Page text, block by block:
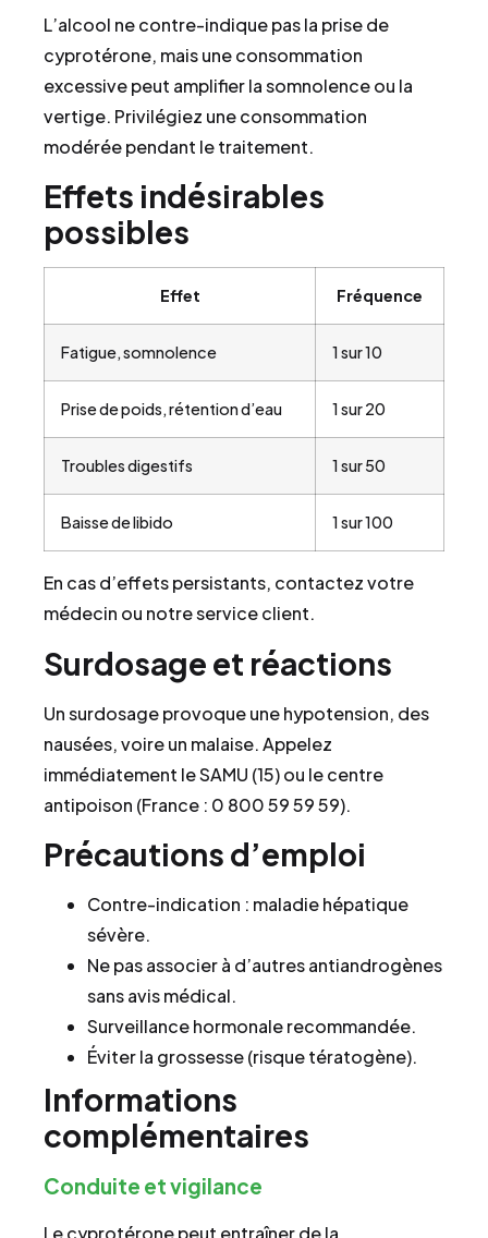
L’alcool ne contre-indique pas la prise de
cyprotérone, mais une consommation
excessive peut amplifier la somnolence ou la
vertige. Privilégiez une consommation
modérée pendant le traitement.
Effets indésirables
possibles
Effet Fréquence
Fatigue, somnolence 1 sur 10
Prise de poids, rétention d’eau 1 sur 20
Troubles digestifs 1 sur 50
Baisse de libido 1 sur 100
En cas d’effets persistants, contactez votre
médecin ou notre service client.
Surdosage et réactions
Un surdosage provoque une hypotension, des
nausées, voire un malaise. Appelez
immédiatement le SAMU (15) ou le centre
antipoison (France : 0 800 59 59 59).
Précautions d’emploi
Contre-indication : maladie hépatique
sévère.
Ne pas associer à d’autres antiandrogènes
sans avis médical.
Surveillance hormonale recommandée.
Éviter la grossesse (risque tératogène).
Informations
complémentaires
Conduite et vigilance
Le cyprotérone peut entraîner de la